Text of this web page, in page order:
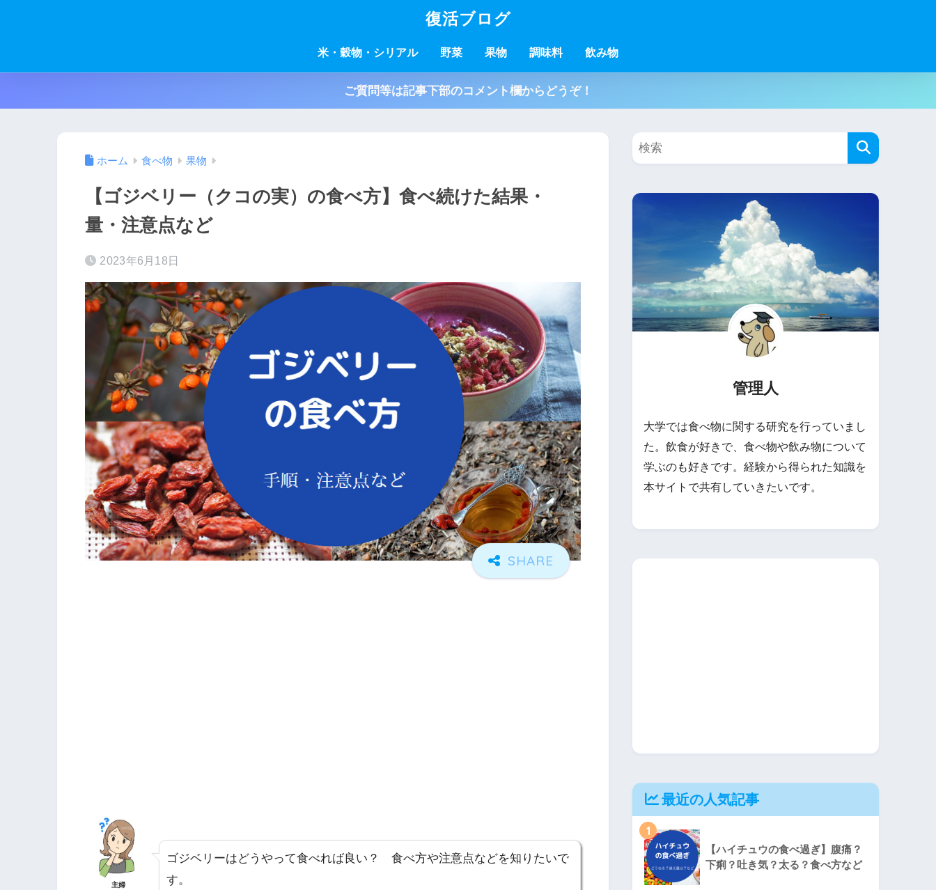
復活ブログ
米・穀物・シリアル 野菜 果物 調味料 飲み物
ご質問等は記事下部のコメント欄からどうぞ！
ホーム 食べ物 果物
【ゴジベリー（クコの実）の食べ方】食べ続けた結果・
量・注意点など
2023年6月18日
主婦
ゴジベリーはどうやって食べれば良い？ 食べ方や注意点などを知りたいで
す。
管理人
大学では食べ物に関する研究を行っていまし
た。飲食が好きで、食べ物や飲み物について
学ぶのも好きです。経験から得られた知識を
本サイトで共有していきたいです。
最近の人気記事
1
【ハイチュウの食べ過ぎ】腹痛？
下痢？吐き気？太る？食べ方など